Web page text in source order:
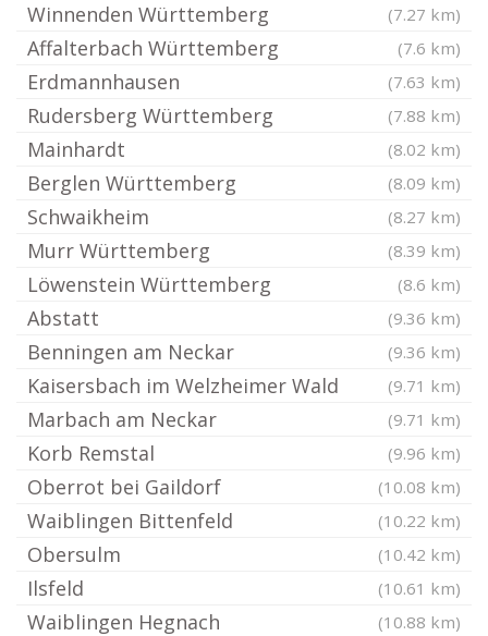
Winnenden Württemberg (7.27 km)
Affalterbach Württemberg (7.6 km)
Erdmannhausen (7.63 km)
Rudersberg Württemberg (7.88 km)
Mainhardt (8.02 km)
Berglen Württemberg (8.09 km)
Schwaikheim (8.27 km)
Murr Württemberg (8.39 km)
Löwenstein Württemberg (8.6 km)
Abstatt (9.36 km)
Benningen am Neckar (9.36 km)
Kaisersbach im Welzheimer Wald (9.71 km)
Marbach am Neckar (9.71 km)
Korb Remstal (9.96 km)
Oberrot bei Gaildorf (10.08 km)
Waiblingen Bittenfeld (10.22 km)
Obersulm (10.42 km)
Ilsfeld (10.61 km)
Waiblingen Hegnach (10.88 km)